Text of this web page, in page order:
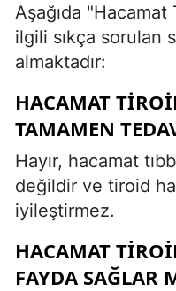
Aşağıda
ilgili sıkça sorulan
almaktadır:
HACAMAT
TAMAMEN
Hayır, hacamat
değildir ve tiroid
iyileştirmez.
HACAMAT
FAYDA SAĞLAR